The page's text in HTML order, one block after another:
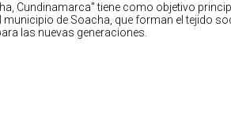
Cundinamarca" tiene como objetivo
de Soacha, que forman el tejido
las nuevas generaciones.